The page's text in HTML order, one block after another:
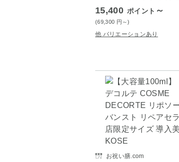
15,400 ポイント ～
(69,300 円 ～)
他 バリエーションあり
お祝い膳.com